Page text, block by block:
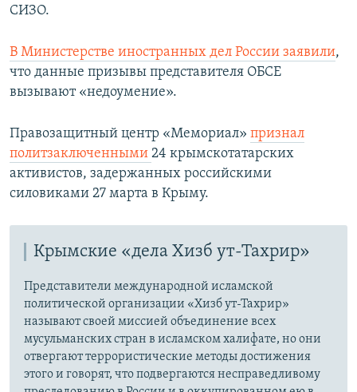
СИЗО.
В Министерстве иностранных дел России заявили,
что данные призывы представителя ОБСЕ
вызывают «недоумение».
Правозащитный центр «Мемориал» признал
политзаключенными 24 крымскотатарских
активистов, задержанных российскими
силовиками 27 марта в Крыму.
Крымские «дела Хизб ут-Тахрир»
Представители международной исламской
политической организации «Хизб ут-Тахрир»
называют своей миссией объединение всех
мусульманских стран в исламском халифате, но они
отвергают террористические методы достижения
этого и говорят, что подвергаются несправедливому